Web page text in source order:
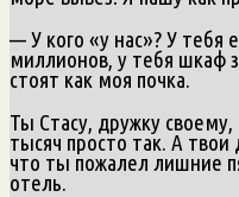
— У кого «у нас»? У тебя
миллионов, у тебя шкаф
стоят как моя почка.
Ты Стасу, дружку
тысяч просто так. А
что ты пожалел лишние
отель.